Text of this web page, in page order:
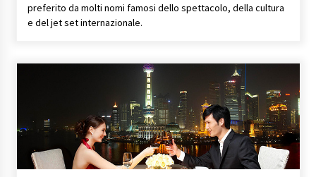
preferito da molti nomi famosi dello spettacolo, della cultura
e del jet set internazionale.